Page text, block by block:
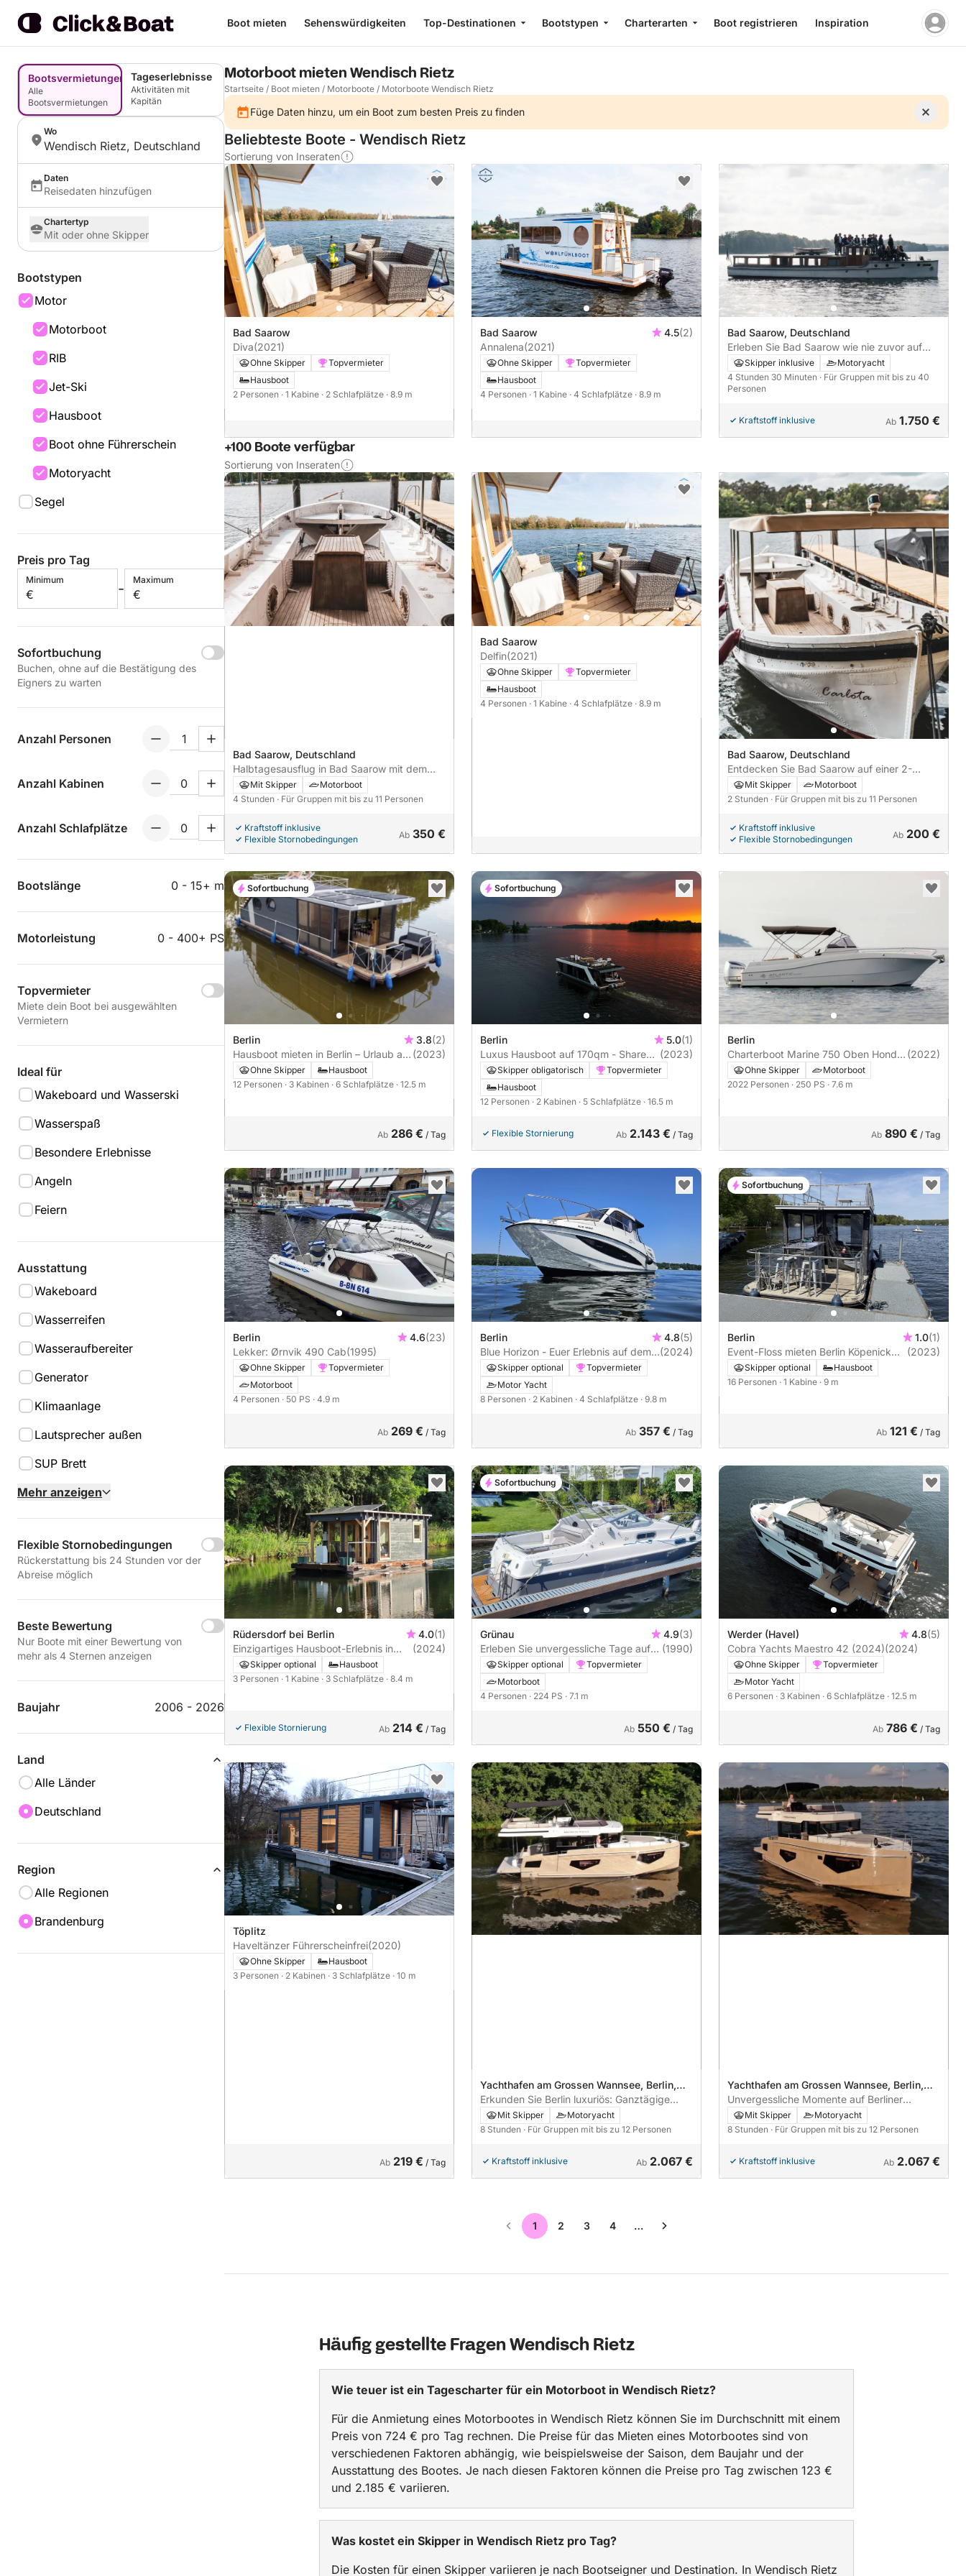
Boot mieten Sehenswürdigkeiten Top-Destinationen Bootstypen Charterarten Boot registrieren Inspiration
Bootsvermietungen
Alle
Bootsvermietungen
Tageserlebnisse
Aktivitäten mit
Kapitän
Wo
Wendisch Rietz, Deutschland
Daten
Reisedaten hinzufügen
Chartertyp
Mit oder ohne Skipper
Bootstypen
Motor
Motorboot
RIB
Jet-Ski
Hausboot
Boot ohne Führerschein
Motoryacht
Segel
Preis pro Tag
Minimum
€ -
Maximum
€
Sofortbuchung
Buchen, ohne auf die Bestätigung des
Eigners zu warten
Anzahl Personen
Anzahl Kabinen
Anzahl Schlafplätze
Bootslänge 0 - 15+ m
Motorleistung 0 - 400+ PS
Topvermieter
Miete dein Boot bei ausgewählten
Vermietern
Ideal für
Wakeboard und Wasserski
Wasserspaß
Besondere Erlebnisse
Angeln
Feiern
Ausstattung
Wakeboard
Wasserreifen
Wasseraufbereiter
Generator
Klimaanlage
Lautsprecher außen
SUP Brett
Mehr anzeigen
Flexible Stornobedingungen
Rückerstattung bis 24 Stunden vor der
Abreise möglich
Beste Bewertung
Nur Boote mit einer Bewertung von
mehr als 4 Sternen anzeigen
Baujahr 2006 - 2026
Land
Alle Länder
Deutschland
Region
Alle Regionen
Brandenburg
Motorboot mieten Wendisch Rietz
Startseite / Boot mieten / Motorboote / Motorboote Wendisch Rietz
Füge Daten hinzu, um ein Boot zum besten Preis zu finden
Beliebteste Boote - Wendisch Rietz
Sortierung von Inseraten
Bad Saarow
Diva(2021)
Ohne Skipper
Topvermieter
Hausboot
2 Personen · 1 Kabine · 2 Schlafplätze · 8.9 m
Bad Saarow 4.5(2)
Annalena(2021)
Ohne Skipper
Topvermieter
Hausboot
4 Personen · 1 Kabine · 4 Schlafplätze · 8.9 m
Bad Saarow, Deutschland
Erleben Sie Bad Saarow wie nie zuvor auf
einer Motoryacht.
Skipper inklusive
Motoryacht
4 Stunden 30 Minuten · Für Gruppen mit bis zu 40
Personen
Kraftstoff inklusive Ab 1.750 €
+100 Boote verfügbar
Sortierung von Inseraten
Bad Saarow, Deutschland
Halbtagesausflug in Bad Saarow mit dem
Motorboot
Mit Skipper
Motorboot
4 Stunden · Für Gruppen mit bis zu 11 Personen
Kraftstoff inklusive
Flexible Stornobedingungen
Ab 350 €
Bad Saarow
Delfin(2021)
Ohne Skipper
Topvermieter
Hausboot
4 Personen · 1 Kabine · 4 Schlafplätze · 8.9 m
Bad Saarow, Deutschland
Entdecken Sie Bad Saarow auf einer 2-
stündigen Motorbootfahrt - Elektro.
Mit Skipper
Motorboot
2 Stunden · Für Gruppen mit bis zu 11 Personen
Kraftstoff inklusive
Flexible Stornobedingungen
Ab 200 €
Berlin 3.8(2)
Hausboot mieten in Berlin – Urlaub ab
Köpenick mit Führerschein
(2023)
Ohne Skipper
Hausboot
12 Personen · 3 Kabinen · 6 Schlafplätze · 12.5 m
Ab 286 € / Tag
Sofortbuchung
Berlin 5.0(1)
Luxus Hausboot auf 170qm - Shared
Horizon
(2023)
Skipper obligatorisch
Topvermieter
Hausboot
12 Personen · 2 Kabinen · 5 Schlafplätze · 16.5 m
Flexible Stornierung Ab 2.143 € / Tag
Sofortbuchung
Berlin
Charterboot Marine 750 Oben Honda
250 PS
(2022)
Ohne Skipper
Motorboot
2022 Personen · 250 PS · 7.6 m
Ab 890 € / Tag
Berlin 4.6(23)
Lekker: Ørnvik 490 Cab(1995)
Ohne Skipper
Topvermieter
Motorboot
4 Personen · 50 PS · 4.9 m
Ab 269 € / Tag
Berlin 4.8(5)
Blue Horizon - Euer Erlebnis auf dem
Wasser
(2024)
Skipper optional
Topvermieter
Motor Yacht
8 Personen · 2 Kabinen · 4 Schlafplätze · 9.8 m
Ab 357 € / Tag
Berlin 1.0(1)
Event-Floss mieten Berlin Köpenick
führerscheinfrei 16 Personen
(2023)
Skipper optional
Hausboot
16 Personen · 1 Kabine · 9 m
Ab 121 € / Tag
Sofortbuchung
Rüdersdorf bei Berlin 4.0(1)
Einzigartiges Hausboot-Erlebnis in
Berlin
(2024)
Skipper optional
Hausboot
3 Personen · 1 Kabine · 3 Schlafplätze · 8.4 m
Flexible Stornierung Ab 214 € / Tag
Grünau 4.9(3)
Erleben Sie unvergessliche Tage auf
dem Wasser mit der Sealine 218
(1990)
Skipper optional
Topvermieter
Motorboot
4 Personen · 224 PS · 7.1 m
Ab 550 € / Tag
Sofortbuchung
Werder (Havel) 4.8(5)
Cobra Yachts Maestro 42 (2024)(2024)
Ohne Skipper
Topvermieter
Motor Yacht
6 Personen · 3 Kabinen · 6 Schlafplätze · 12.5 m
Ab 786 € / Tag
Töplitz
Haveltänzer Führerscheinfrei(2020)
Ohne Skipper
Hausboot
3 Personen · 2 Kabinen · 3 Schlafplätze · 10 m
Ab 219 € / Tag
Yachthafen am Grossen Wannsee, Berlin,
Germany
Erkunden Sie Berlin luxuriös: Ganztägige
Sightseeing-Kreuzfahrt auf Berlins
Gewässern
Mit Skipper
Motoryacht
8 Stunden · Für Gruppen mit bis zu 12 Personen
Kraftstoff inklusive Ab 2.067 €
Yachthafen am Grossen Wannsee, Berlin,
Germany
Unvergessliche Momente auf Berliner
Gewässern: Feiern, Kontakte knüpfen und
bleibende Erinnerungen schaffen
Mit Skipper
Motoryacht
8 Stunden · Für Gruppen mit bis zu 12 Personen
Kraftstoff inklusive Ab 2.067 €
1 2 3 4 …
Häufig gestellte Fragen Wendisch Rietz
Wie teuer ist ein Tagescharter für ein Motorboot in Wendisch Rietz?
Für die Anmietung eines Motorbootes in Wendisch Rietz können Sie im Durchschnitt mit einem
Preis von 724 € pro Tag rechnen. Die Preise für das Mieten eines Motorbootes sind von
verschiedenen Faktoren abhängig, wie beispielsweise der Saison, dem Baujahr und der
Ausstattung des Bootes. Je nach diesen Faktoren können die Preise pro Tag zwischen 123 €
und 2.185 € variieren.
Was kostet ein Skipper in Wendisch Rietz pro Tag?
Die Kosten für einen Skipper variieren je nach Bootseigner und Destination. In Wendisch Rietz